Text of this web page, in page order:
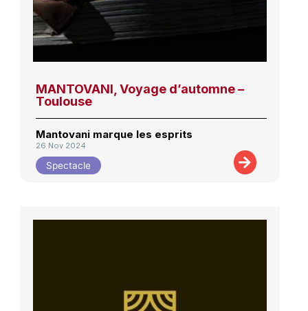
MANTOVANI, Voyage d’automne –
Toulouse
Mantovani marque les esprits
26 Nov 2024
Spectacle